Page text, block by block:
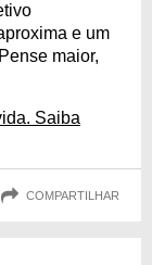
e um
maior,
Saiba
COMPARTILHAR